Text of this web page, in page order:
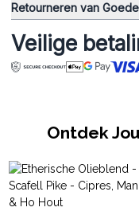
Retourneren van
Veilige
Ontdek